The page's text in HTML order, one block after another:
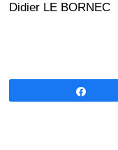
Didier LE BORNEC